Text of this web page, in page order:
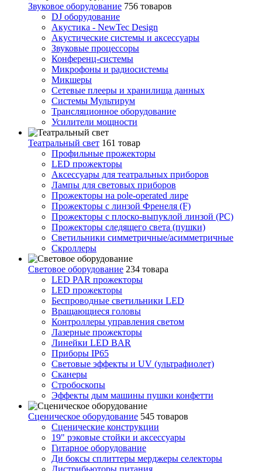
Звуковое оборудование 756 товаров
DJ оборудование
Акустика - NewTec Design
Акустические системы и аксессуары
Звуковые процессоры
Конференц-системы
Микрофоны и радиосистемы
Микшеры
Сетевые плееры и хранилища данных
Системы Мультирум
Трансляционное оборудование
Усилители мощности
Театральный свет 161 товар
Профильные прожекторы
LED прожекторы
Аксессуары для театральных приборов
Лампы для световых приборов
Прожекторы на pole-operated лире
Прожекторы с линзой Френеля (F)
Прожекторы с плоско-выпуклой линзой (PC)
Прожекторы следящего света (пушки)
Светильники симметричные/асимметричные
Скроллеры
Световое оборудование 234 товара
LED PAR прожекторы
LED прожекторы
Беспроводные светильники LED
Вращающиеся головы
Контроллеры управления светом
Лазерные прожекторы
Линейки LED BAR
Приборы IP65
Световые эффекты и UV (ультрафиолет)
Сканеры
Стробоскопы
Эффекты дым машины пушки конфетти
Сценическое оборудование 545 товаров
Сценические конструкции
19" рэковые стойки и аксесcуары
Гитарное оборудование
Ди боксы сплиттеры мерджеры селекторы
Дистрибьюторы питания